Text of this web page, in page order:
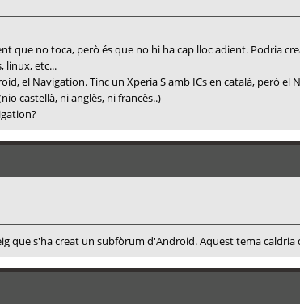
que no toca, però és que no hi ha cap lloc adient. Podria
linux, etc...
el Navigation. Tinc un Xperia S amb ICs en català, però
castellà, ni anglès, ni francès..)
que s'ha creat un subfòrum d'Android. Aquest tema caldria